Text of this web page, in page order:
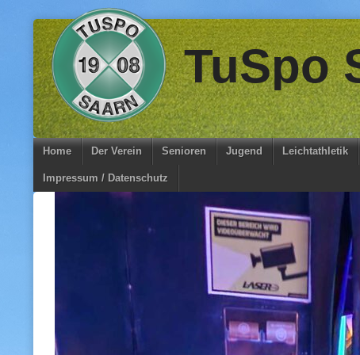
Skip
to
content
TuSpo
Home Der Verein Senioren Jugend Leichtathletik
Impressum / Datenschutz